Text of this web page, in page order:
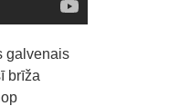
galvenais
brīža